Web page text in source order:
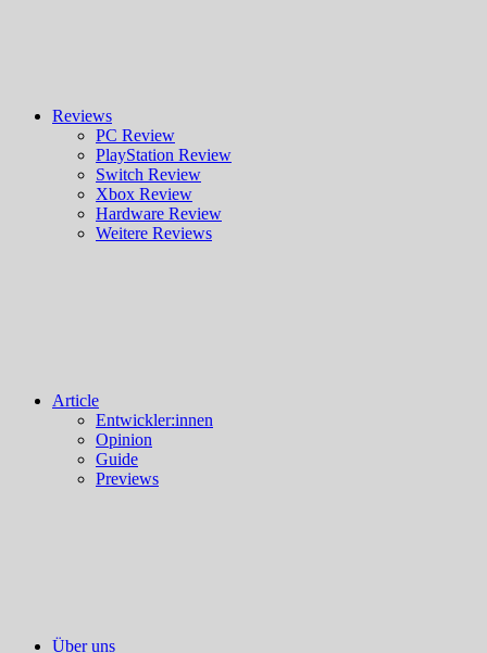
Reviews
PC Review
PlayStation Review
Switch Review
Xbox Review
Hardware Review
Weitere Reviews
Article
Entwickler:innen
Opinion
Guide
Previews
Über uns